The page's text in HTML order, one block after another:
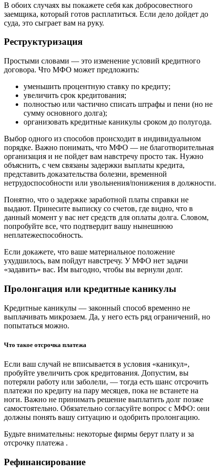
В обоих случаях вы покажете себя как добросовестного
заемщика, который готов расплатиться. Если дело дойдет до
суда, это сыграет вам на руку.
Реструктуризация
Простыми словами — это изменение условий кредитного
договора. Что МФО может предложить:
уменьшить процентную ставку по кредиту;
увеличить срок кредитования;
полностью или частично списать штрафы и пени (но не
сумму основного долга);
организовать кредитные каникулы сроком до полугода.
Выбор одного из способов происходит в индивидуальном
порядке. Важно понимать, что МФО — не благотворительная
организация и не пойдет вам навстречу просто так. Нужно
объяснить, с чем связаны задержки выплаты кредита,
представить доказательства болезни, временной
нетрудоспособности или увольнения/понижения в должности.
Понятно, что о задержке заработной платы справки не
выдают. Принесите выписку со счетов, где видно, что в
данный момент у вас нет средств для оплаты долга. Словом,
попробуйте все, что подтвердит вашу нынешнюю
неплатежеспособность.
Если докажете, что ваше материальное положение
ухудшилось, вам пойдут навстречу. У МФО нет задачи
«задавить» вас. Им выгодно, чтобы вы вернули долг.
Пролонгация или кредитные каникулы
Кредитные каникулы — законный способ временно не
выплачивать микрозаем. Да, у него есть ряд ограничений, но
попытаться можно.
Что такое отсрочка платежа
Если ваш случай не вписывается в условия «каникул»,
пробуйте увеличить срок кредитования. Допустим, вы
потеряли работу или заболели, — тогда есть шанс отсрочить
платежи по кредиту на пару месяцев, пока не встанете на
ноги. Важно не принимать решение выплатить долг позже
самостоятельно. Обязательно согласуйте вопрос с МФО: они
должны понять вашу ситуацию и одобрить пролонгацию.
Будьте внимательны: некоторые фирмы берут плату и за
отсрочку платежа .
Рефинансирование